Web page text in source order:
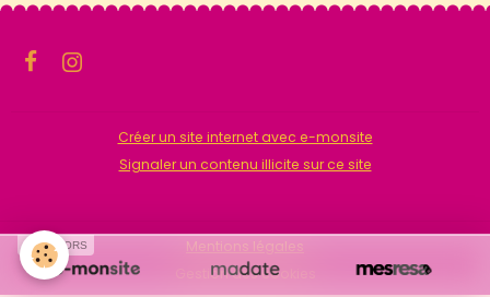
Créer un site internet avec e-monsite
Signaler un contenu illicite sur ce site
Mentions légales
Gestion des cookies
SPONSORS